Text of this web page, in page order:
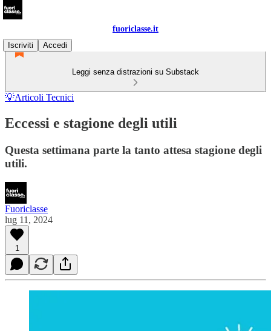
fuoriclasse.it
Iscriviti
Accedi
Leggi senza distrazioni su Substack
💡Articoli Tecnici
Eccessi e stagione degli utili
Questa settimana parte la tanto attesa stagione degli
utili.
Fuoriclasse
lug 11, 2024
1